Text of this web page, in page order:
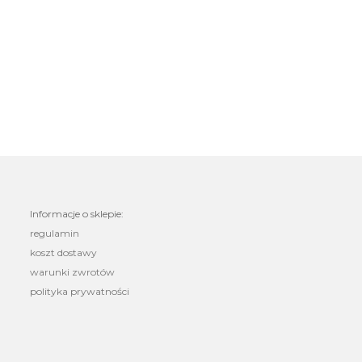
Informacje o sklepie:
regulamin
koszt dostawy
warunki zwrotów
polityka prywatności